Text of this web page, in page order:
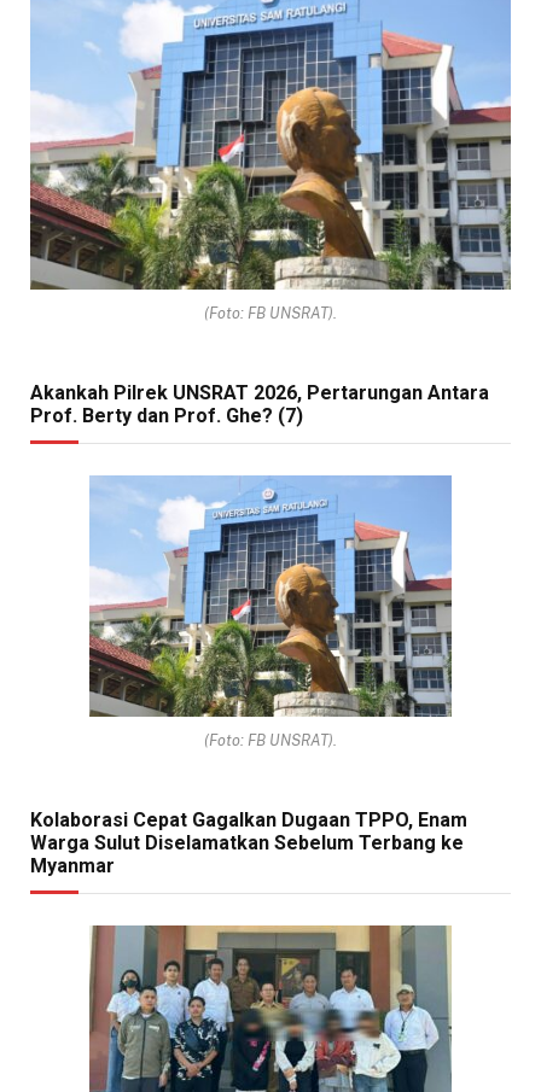
(Foto: FB UNSRAT).
Akankah Pilrek UNSRAT 2026, Pertarungan Antara
Prof. Berty dan Prof. Ghe? (7)
(Foto: FB UNSRAT).
Kolaborasi Cepat Gagalkan Dugaan TPPO, Enam
Warga Sulut Diselamatkan Sebelum Terbang ke
Myanmar